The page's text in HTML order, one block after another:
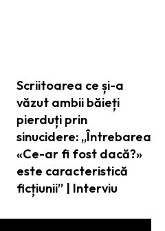
Scriitoarea ce și-a
văzut ambii băieți
pierduți prin
sinucidere: „Întrebarea
«Ce-ar fi fost dacă?»
este caracteristică
ficțiunii” | Interviu